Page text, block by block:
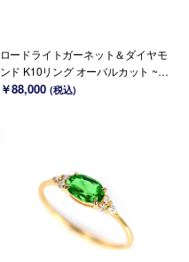
ロードライトガーネット＆ダイヤモ
ンド K10リング オーバルカット ~El
lo Ulmia~ 1月誕生石(K18/PT変更可
￥88,000 (税込)